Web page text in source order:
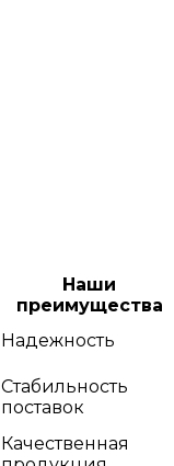
Наши
преимущества
Надежность
Стабильность
поставок
Качественная